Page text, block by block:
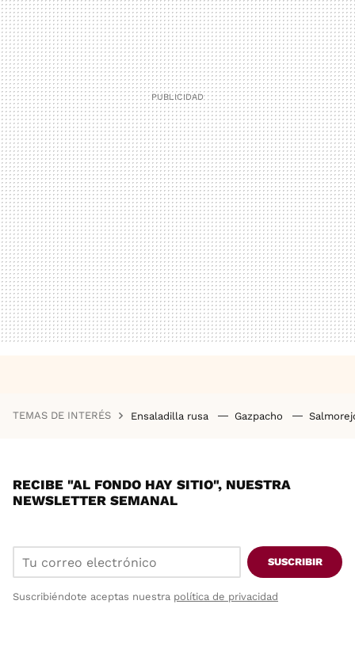
TEMAS DE INTERÉS Ensaladilla rusa Gazpacho
RECIBE "AL FONDO HAY SITIO", NUESTRA
NEWSLETTER SEMANAL
SUSCRIBIR
Suscribiéndote aceptas nuestra política de privacidad